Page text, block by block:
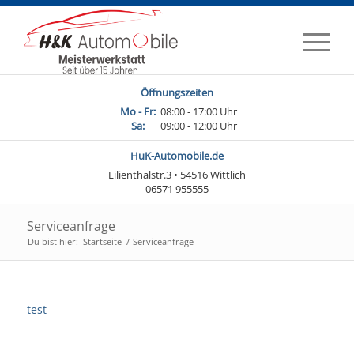
Öffnungszeiten
Mo - Fr: 08:00 - 17:00 Uhr
Sa:
09:00 - 12:00 Uhr
HuK-Automobile.de
Lilienthalstr.3 • 54516 Wittlich
06571 955555
Serviceanfrage
Du bist hier: Startseite / Serviceanfrage
test